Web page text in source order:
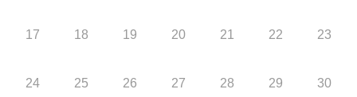
17 18 19 20 21 22 23
24 25 26 27 28 29 30